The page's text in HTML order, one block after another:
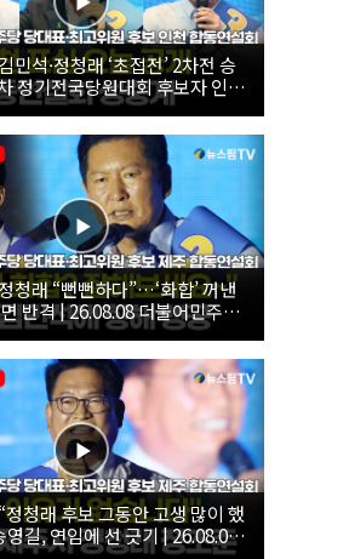
석·정청래 ‘초접전’ 2차전 승
정기전국당원대회 후보자 인천
중계 | 26.08.08
청래 “뻔뻔하다”…‘화합’ 꺼낸
반격 | 26.08.08 더불어민주당
원 후보 제주 합동연설회
, 연임에 선 긋기 | 26.08.08